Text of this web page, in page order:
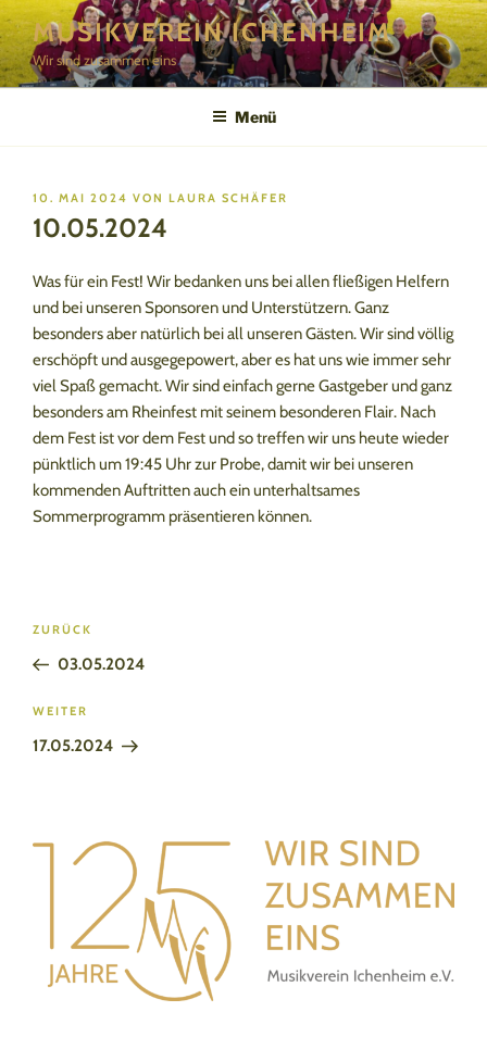
Zum
Inhalt
springen
MUSIKVEREIN ICHENHEIM
Wir sind zusammen eins
Menü
VERÖFFENTLICHT
AM
10. MAI 2024 VON LAURA SCHÄFER
10.05.2024
Was für ein Fest! Wir bedanken uns bei allen fließigen Helfern
und bei unseren Sponsoren und Unterstützern. Ganz
besonders aber natürlich bei all unseren Gästen. Wir sind völlig
erschöpft und ausgegepowert, aber es hat uns wie immer sehr
viel Spaß gemacht. Wir sind einfach gerne Gastgeber und ganz
besonders am Rheinfest mit seinem besonderen Flair. Nach
dem Fest ist vor dem Fest und so treffen wir uns heute wieder
pünktlich um 19:45 Uhr zur Probe, damit wir bei unseren
kommenden Auftritten auch ein unterhaltsames
Sommerprogramm präsentieren können.
Beitragsnavigation
Vorheriger
Beitrag
ZURÜCK
03.05.2024
Nächster
Beitrag
WEITER
17.05.2024